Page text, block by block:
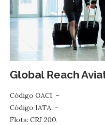
Global Reach
Código OACI: –
Código IATA: –
Flota: CRJ 200.